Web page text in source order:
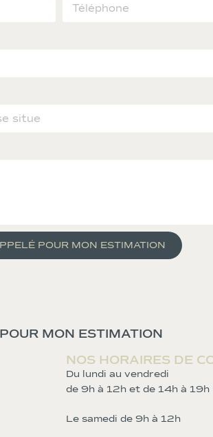
POUR MON ESTIMATION
MON ESTIMATION
NOS HORAIRES DE
Du lundi au vendredi
de 9h à 12h et de 14h à 19h
Le samedi de 9h à 12h